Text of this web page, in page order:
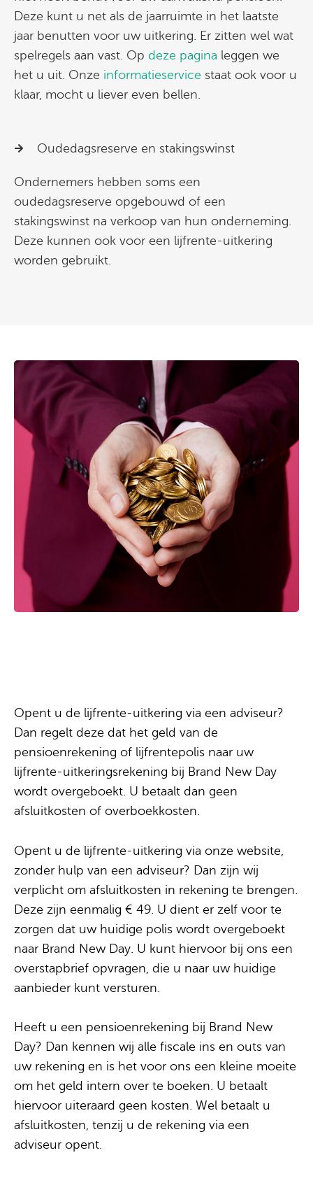
Deze kunt u net als de jaarruimte in het laatste
jaar benutten voor uw uitkering. Er zitten wel wat
spelregels aan vast. Op deze pagina leggen we
het u uit. Onze informatieservice staat ook voor u
klaar, mocht u liever even bellen.
Oudedagsreserve en stakingswinst
Ondernemers hebben soms een
oudedagsreserve opgebouwd of een
stakingswinst na verkoop van hun onderneming.
Deze kunnen ook voor een lijfrente-uitkering
worden gebruikt.
Opent u de lijfrente-uitkering via een adviseur?
Dan regelt deze dat het geld van de
pensioenrekening of lijfrentepolis naar uw
lijfrente-uitkeringsrekening bij Brand New Day
wordt overgeboekt. U betaalt dan geen
afsluitkosten of overboekkosten.
Opent u de lijfrente-uitkering via onze website,
zonder hulp van een adviseur? Dan zijn wij
verplicht om afsluitkosten in rekening te brengen.
Deze zijn eenmalig € 49. U dient er zelf voor te
zorgen dat uw huidige polis wordt overgeboekt
naar Brand New Day. U kunt hiervoor bij ons een
overstapbrief opvragen, die u naar uw huidige
aanbieder kunt versturen.
Heeft u een pensioenrekening bij Brand New
Day? Dan kennen wij alle fiscale ins en outs van
uw rekening en is het voor ons een kleine moeite
om het geld intern over te boeken. U betaalt
hiervoor uiteraard geen kosten. Wel betaalt u
afsluitkosten, tenzij u de rekening via een
adviseur opent.